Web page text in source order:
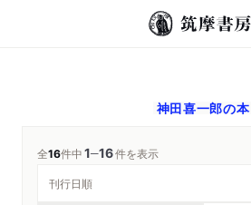
神田喜一郎の本
全16件中1─16件を表示